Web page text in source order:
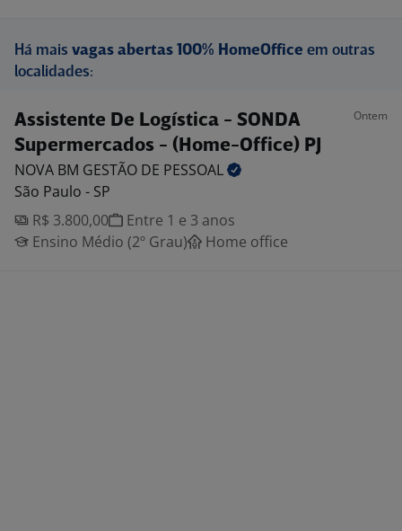
Há mais vagas abertas 100% HomeOffice em outras
localidades:
Assistente De Logística - SONDA
Supermercados - (Home-Office) PJ
Ontem
NOVA BM GESTÃO DE PESSOAL
São Paulo - SP
R$ 3.800,00
Entre 1 e 3 anos
Ensino Médio (2º Grau)
Home office